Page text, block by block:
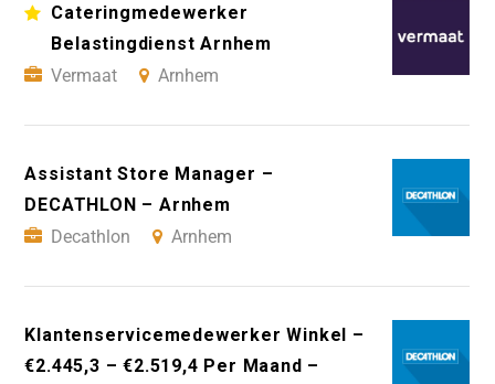
Cateringmedewerker
Belastingdienst Arnhem
Vermaat
Arnhem
Assistant Store Manager –
DECATHLON – Arnhem
Decathlon
Arnhem
Klantenservicemedewerker Winkel –
€2.445,3 – €2.519,4 Per Maand –